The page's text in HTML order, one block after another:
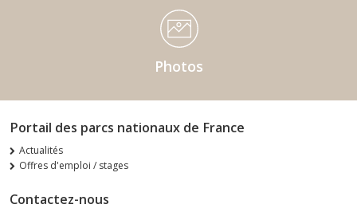
Photos
Portail des parcs nationaux de France
Actualités
Offres d'emploi / stages
Contactez-nous